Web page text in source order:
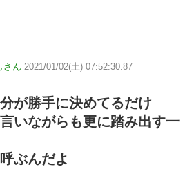
さん 2021/01/02(土) 07:52:30.87
が勝手に決めてるだけ
いながらも更に踏み出す一
ぶんだよ